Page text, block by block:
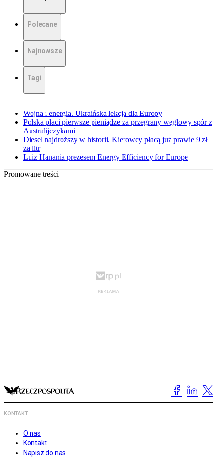
Polecane
Najnowsze
Tagi
Wojna i energia. Ukraińska lekcja dla Europy
Polska płaci pierwsze pieniądze za przegrany węglowy spór z
Australijczykami
Diesel najdroższy w historii. Kierowcy płacą już prawie 9 zł
za litr
Luiz Hanania prezesem Energy Efficiency for Europe
Promowane treści
KONTAKT
O nas
Kontakt
Napisz do nas